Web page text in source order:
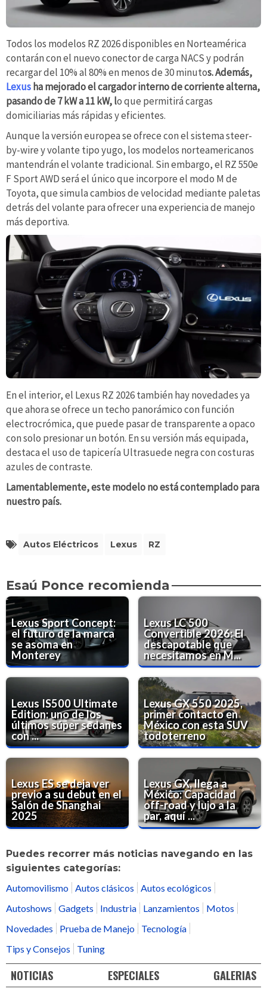
Todos los modelos RZ 2026 disponibles en Norteamérica
contarán con el nuevo conector de carga NACS y podrán
recargar del 10% al 80% en menos de 30 minutos. Además,
Lexusha mejorado el cargador interno de corriente alterna,
pasando de 7 kW a 11 kW, lo que permitirá cargas
domiciliarias más rápidas y eficientes.
Aunque la versión europea se ofrece con el sistema steer-
by-wire y volante tipo yugo, los modelos norteamericanos
mantendrán el volante tradicional. Sin embargo, el RZ 550e
F Sport AWD será el único que incorpore el modo M de
Toyota, que simula cambios de velocidad mediante paletas
detrás del volante para ofrecer una experiencia de manejo
más deportiva.
En el interior, el Lexus RZ 2026 también hay novedades ya
que ahora se ofrece un techo panorámico con función
electrocrómica, que puede pasar de transparente a opaco
con solo presionar un botón. En su versión más equipada,
destaca el uso de tapicería Ultrasuede negra con costuras
azules de contraste.
Lamentablemente, este modelo no está contemplado para
nuestro país.
Autos Eléctricos Lexus RZ
Esaú Ponce recomienda
Lexus Sport Concept:
el futuro de la marca
se asoma en
Monterey
Lexus LC 500
Convertible 2026: El
descapotable que
necesitamos en M...
Lexus IS500 Ultimate
Edition: uno de los
últimos súper sedanes
con ...
Lexus GX 550 2025,
primer contacto en
México con esta SUV
todoterreno
Lexus ES se deja ver
previo a su debut en el
Salón de Shanghai
2025
Lexus GX, llega a
México: Capacidad
off-road y lujo a la
par, aquí ...
Puedes recorrer más noticias navegando en las
siguientes categorías:
Automovilismo
Autos clásicos
Autos ecológicos
Autoshows
Gadgets Industria Lanzamientos
Motos
Novedades
Prueba de Manejo
Tecnología
Tips y Consejos
Tuning
NOTICIAS ESPECIALES GALERIAS